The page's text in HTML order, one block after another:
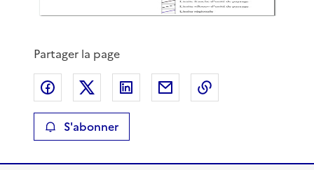
Partager la page
Partager sur Facebook
Partager sur XPartager sur LinkedIn
Partager par email
S'abonner